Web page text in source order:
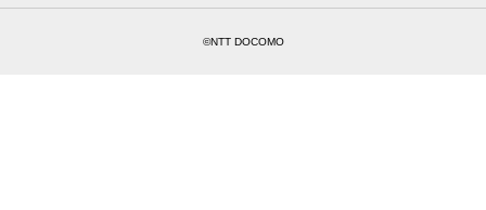
©NTT DOCOMO